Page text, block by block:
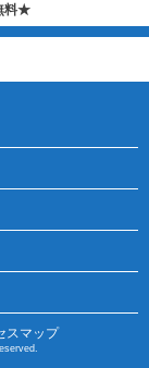
料★
スマップ